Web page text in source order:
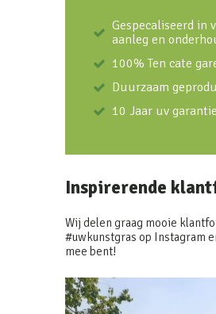
Gespecaliseerd in
aanleg en
100% Ten cate
Duurzaam
10 Jaar uv garantie
Inspirerende
Wij delen graag mooie
#uwkunstgras op Instagram
mee bent!